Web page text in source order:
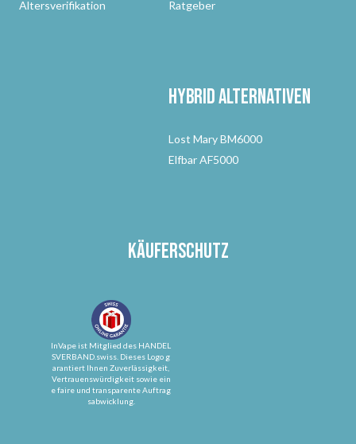
Altersverifikation
Ratgeber
Hybrid Alternativen
Lost Mary BM6000
Elfbar AF5000
Käuferschutz
InVape ist Mitglied des HANDEL
SVERBAND.swiss. Dieses Logo g
arantiert Ihnen Zuverlässigkeit,
Vertrauenswürdigkeit sowie ein
e faire und transparente Auftrag
sabwicklung.